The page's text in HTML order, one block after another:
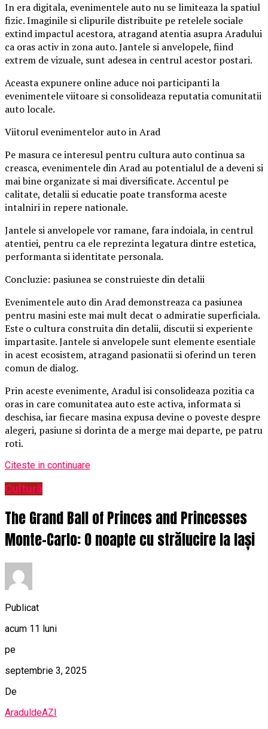
In era digitala, evenimentele auto nu se limiteaza la spatiul
fizic. Imaginile si clipurile distribuite pe retelele sociale
extind impactul acestora, atragand atentia asupra Aradului
ca oras activ in zona auto. Jantele si anvelopele, fiind
extrem de vizuale, sunt adesea in centrul acestor postari.
Aceasta expunere online aduce noi participanti la
evenimentele viitoare si consolideaza reputatia comunitatii
auto locale.
Viitorul evenimentelor auto in Arad
Pe masura ce interesul pentru cultura auto continua sa
creasca, evenimentele din Arad au potentialul de a deveni si
mai bine organizate si mai diversificate. Accentul pe
calitate, detalii si educatie poate transforma aceste
intalniri in repere nationale.
Jantele si anvelopele vor ramane, fara indoiala, in centrul
atentiei, pentru ca ele reprezinta legatura dintre estetica,
performanta si identitate personala.
Concluzie: pasiunea se construieste din detalii
Evenimentele auto din Arad demonstreaza ca pasiunea
pentru masini este mai mult decat o admiratie superficiala.
Este o cultura construita din detalii, discutii si experiente
impartasite. Jantele si anvelopele sunt elemente esentiale
in acest ecosistem, atragand pasionatii si oferind un teren
comun de dialog.
Prin aceste evenimente, Aradul isi consolideaza pozitia ca
oras in care comunitatea auto este activa, informata si
deschisa, iar fiecare masina expusa devine o poveste despre
alegeri, pasiune si dorinta de a merge mai departe, pe patru
roti.
Citeste in continuare
Cultură
The Grand Ball of Princes and Princesses
Monte-Carlo: O noapte cu strălucire la Iași
Publicat
acum 11 luni
pe
septembrie 3, 2025
De
AraduldeAZI